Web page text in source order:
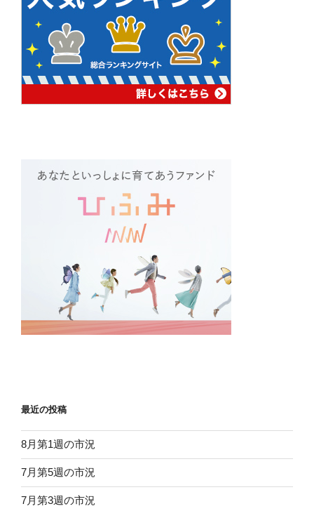
最近の投稿
8月第1週の市況
7月第5週の市況
7月第3週の市況